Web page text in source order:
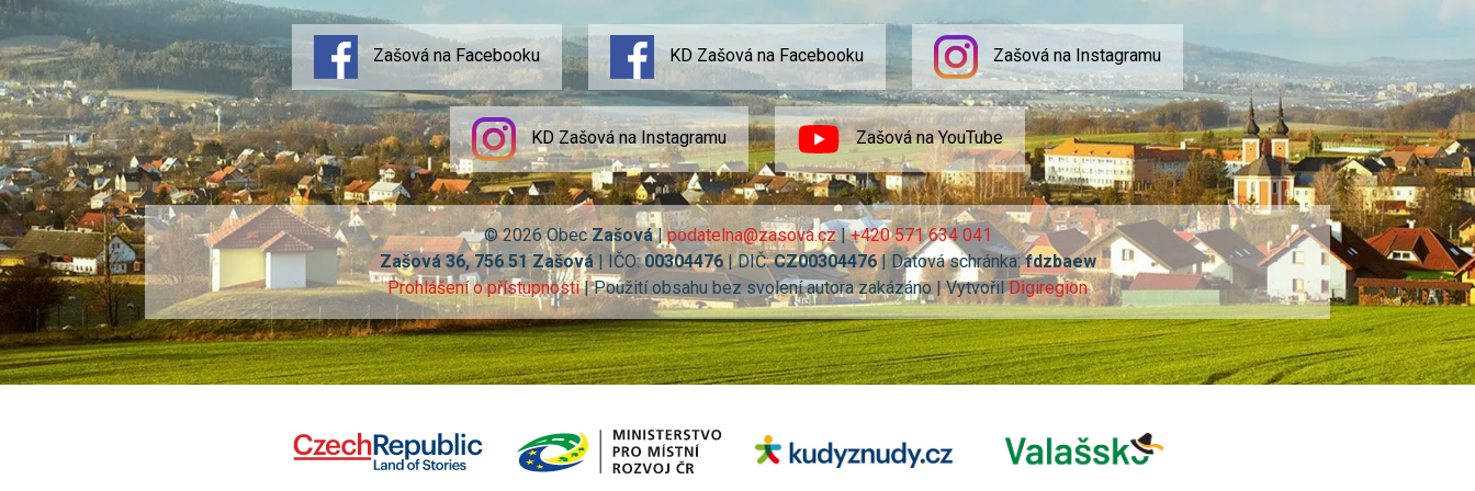
Zašová na Facebooku KD Zašová na Facebooku Zašová na Instagramu
KD Zašová na Instagramu Zašová na YouTube
© 2026 ObecZašová|podatelna@zasova.cz|+420 571 634 041
Zašová 36, 756 51 Zašová| IČO:00304476| DIČ:CZ00304476| Datová schránka:fdzbaew
Prohlášení o přístupnosti| Použití obsahu bez svolení autora zakázáno | VytvořilDigiregion